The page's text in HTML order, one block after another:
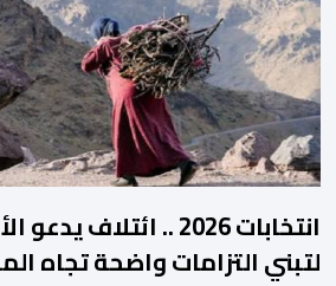
هذه المنصة، التي تم إطلاقها في إطار
والتحول الرقمي، تشكل خطوة مهمة في […]
انتخابات 2026 ..
لتبني التزامات واضحة تجاه